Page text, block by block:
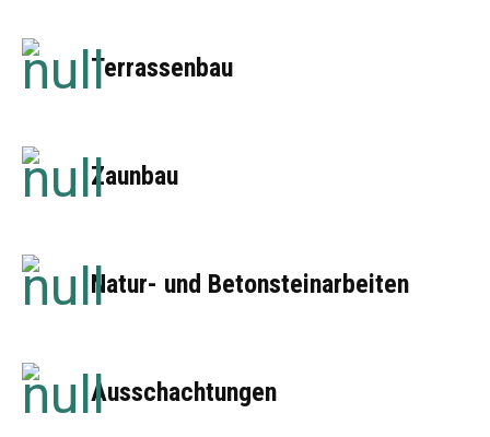
Terrassenbau
Zaunbau
Natur- und Betonsteinarbeiten
Ausschachtungen